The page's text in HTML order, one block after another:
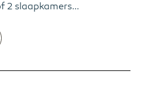
2 slaapkamers...